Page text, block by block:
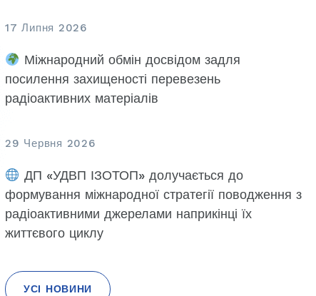
17 Липня 2026
Міжнародний обмін досвідом задля
посилення захищеності перевезень
радіоактивних матеріалів
29 Червня 2026
ДП «УДВП ІЗОТОП» долучається до
формування міжнародної стратегії поводження з
радіоактивними джерелами наприкінці їх
життєвого циклу
УСІ НОВИНИ